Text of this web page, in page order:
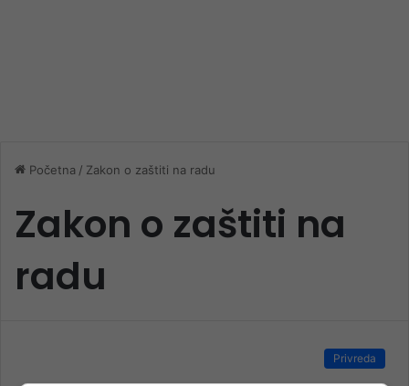
Početna / Zakon o zaštiti na radu
Zakon o zaštiti na
radu
Privreda